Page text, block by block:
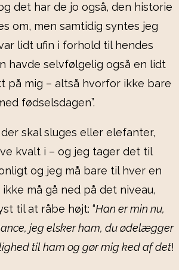
det har de jo også, den historie
om, men samtidig syntes jeg
lidt ufin i forhold til hendes
havde selvfølgelig også en lidt
på mig – altså hvorfor ikke bare
fødselsdagen”.
skal sluges eller elefanter,
kvalt i – og jeg tager det til
og jeg må bare til hver en
må gå ned på det niveau,
til at råbe højt: “Han er min nu,
jeg elsker ham, du ødelægger
til ham og gør mig ked af det!